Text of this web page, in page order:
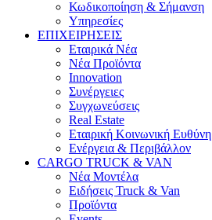
Κωδικοποίηση & Σήμανση
Υπηρεσίες
ΕΠΙΧΕΙΡΗΣΕΙΣ
Εταιρικά Νέα
Νέα Προϊόντα
Innovation
Συνέργειες
Συγχωνεύσεις
Real Estate
Εταιρική Κοινωνική Ευθύνη
Ενέργεια & Περιβάλλον
CARGO TRUCK & VAN
Νέα Μοντέλα
Ειδήσεις Truck & Van
Προϊόντα